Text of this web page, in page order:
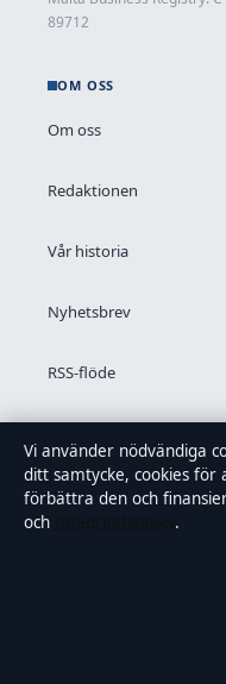
89712
OM OSS
Om oss
Redaktionen
Vår historia
Nyhetsbrev
RSS-flöde
Vi använder nödvändiga
ditt samtycke, cookies för
förbättra den och
och
.